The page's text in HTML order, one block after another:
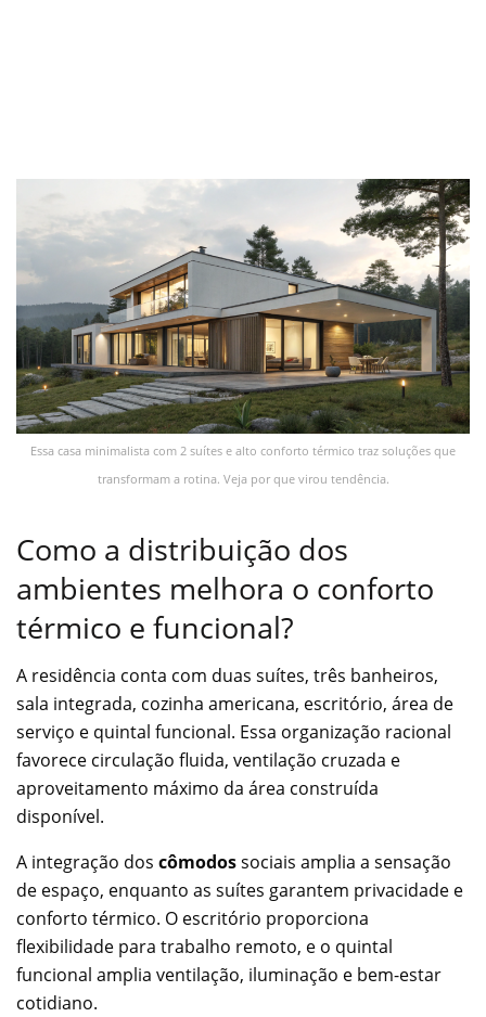
Essa casa minimalista com 2 suítes e alto conforto térmico traz soluções que
transformam a rotina. Veja por que virou tendência.
Como a distribuição dos
ambientes melhora o conforto
térmico e funcional?
A residência conta com duas suítes, três banheiros,
sala integrada, cozinha americana, escritório, área de
serviço e quintal funcional. Essa organização racional
favorece circulação fluida, ventilação cruzada e
aproveitamento máximo da área construída
disponível.
A integração dos cômodossociais amplia a sensação
de espaço, enquanto as suítes garantem privacidade e
conforto térmico. O escritório proporciona
flexibilidade para trabalho remoto, e o quintal
funcional amplia ventilação, iluminação e bem-estar
cotidiano.